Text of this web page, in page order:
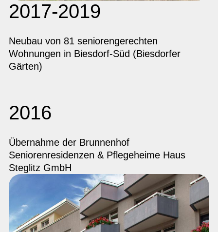
2017-2019
Neubau von 81 seniorengerechten
Wohnungen in Biesdorf-Süd (Biesdorfer
Gärten)
2016
Übernahme der Brunnenhof
Seniorenresidenzen & Pflegeheime Haus
Steglitz GmbH